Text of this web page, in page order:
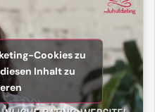
Cookies zu
Inhalt zu